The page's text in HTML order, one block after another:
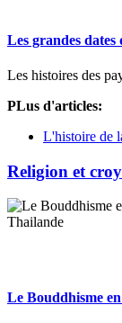
Les grandes
Les histoires des
PLus d'articles:
L'histoire de
Religion et
Le Bouddhisme